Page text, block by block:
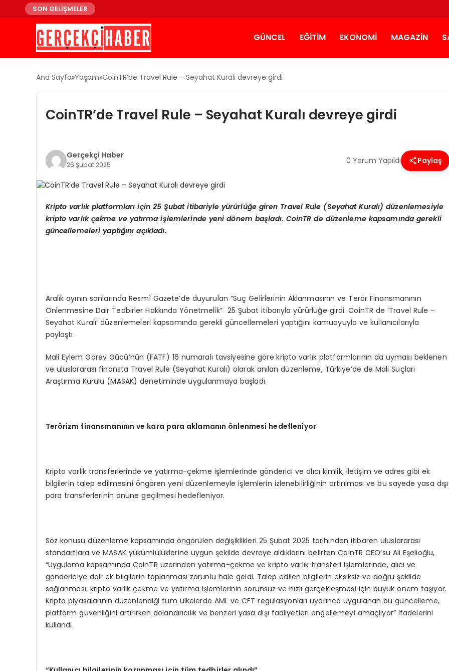
SON GELİŞMELER
GÜNCEL EĞITIM EKONOMI MAGAZIN
Ana Sayfa Yaşam CoinTR’de Travel Rule – Seyahat Kuralı devreye girdi
CoinTR’de Travel Rule – Seyahat Kuralı devreye girdi
Gerçekçi Haber
26 Şubat 2025 0 Yorum Yapıldı Paylaş
Kripto varlık platformları için 25 Şubat itibariyle yürürlüğe giren Travel Rule (Seyahat Kuralı) düzenlemesiyle
kripto varlık çekme ve yatırma işlemlerinde yeni dönem başladı. CoinTR de düzenleme kapsamında gerekli
güncellemeleri yaptığını açıkladı.
Aralık ayının sonlarında Resmî Gazete’de duyurulan “Suç Gelirlerinin Aklanmasının ve Terör Finansmanının
Önlenmesine Dair Tedbirler Hakkında Yönetmelik” 25 Şubat itibarıyla yürürlüğe girdi. CoinTR de ‘Travel Rule –
Seyahat Kuralı’ düzenlemeleri kapsamında gerekli güncellemeleri yaptığını kamuoyuyla ve kullanıcılarıyla
paylaştı.
Mali Eylem Görev Gücü’nün (FATF) 16 numaralı tavsiyesine göre kripto varlık platformlarının da uyması beklenen
ve uluslararası finansta Travel Rule (Seyahat Kuralı) olarak anılan düzenleme, Türkiye’de de Mali Suçları
Araştırma Kurulu (MASAK) denetiminde uygulanmaya başladı.
Terörizm finansmanının ve kara para aklamanın önlenmesi hedefleniyor
Kripto varlık transferlerinde ve yatırma-çekme işlemlerinde gönderici ve alıcı kimlik, iletişim ve adres gibi ek
bilgilerin talep edilmesini öngören yeni düzenlemeyle işlemlerin izlenebilirliğinin artırılması ve bu sayede yasa dışı
para transferlerinin önüne geçilmesi hedefleniyor.
Söz konusu düzenleme kapsamında öngörülen değişiklikleri 25 Şubat 2025 tarihinden itibaren uluslararası
standartlara ve MASAK yükümlülüklerine uygun şekilde devreye aldıklarını belirten CoinTR CEO’su Ali Eşelioğlu,
“Uygulama kapsamında CoinTR üzerinden yatırma-çekme ve kripto varlık transferi işlemlerinde, alıcı ve
göndericiye dair ek bilgilerin toplanması zorunlu hale geldi. Talep edilen bilgilerin eksiksiz ve doğru şekilde
sağlanması, kripto varlık çekme ve yatırma işlemlerinin sorunsuz ve hızlı gerçekleşmesi için büyük önem taşıyor.
Kripto piyasalarının düzenlendiği tüm ülkelerde AML ve CFT regülasyonları uyarınca uygulanan bu güncelleme,
platform güvenliğini artırırken dolandırıcılık ve benzeri yasa dışı faaliyetleri engellemeyi amaçlıyor” ifadelerini
kullandı.